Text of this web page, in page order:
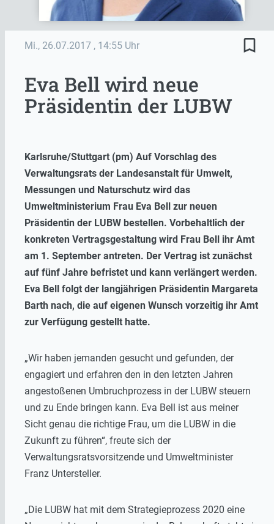
Mi., 26.07.2017 , 14:55 Uhr bookmark_border
Eva Bell wird neue
Präsidentin der LUBW
Karlsruhe/Stuttgart (pm) Auf Vorschlag des
Verwaltungsrats der Landesanstalt für Umwelt,
Messungen und Naturschutz wird das
Umweltministerium Frau Eva Bell zur neuen
Präsidentin der LUBW bestellen. Vorbehaltlich der
konkreten Vertragsgestaltung wird Frau Bell ihr Amt
am 1. September antreten. Der Vertrag ist zunächst
auf fünf Jahre befristet und kann verlängert werden.
Eva Bell folgt der langjährigen Präsidentin Margareta
Barth nach, die auf eigenen Wunsch vorzeitig ihr Amt
zur Verfügung gestellt hatte.
„Wir haben jemanden gesucht und gefunden, der
engagiert und erfahren den in den letzten Jahren
angestoßenen Umbruchprozess in der LUBW steuern
und zu Ende bringen kann. Eva Bell ist aus meiner
Sicht genau die richtige Frau, um die LUBW in die
Zukunft zu führen“, freute sich der
Verwaltungsratsvorsitzende und Umweltminister
Franz Untersteller.
„Die LUBW hat mit dem Strategieprozess 2020 eine